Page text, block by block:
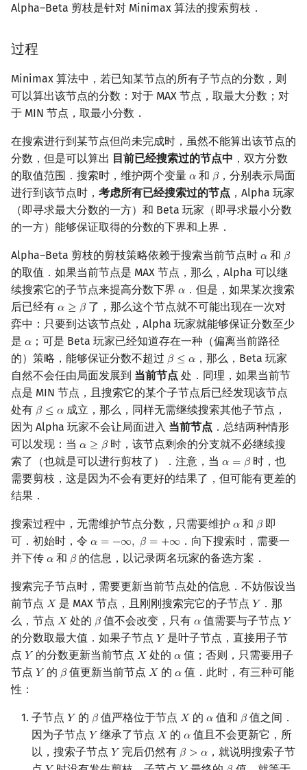
Alpha–Beta 剪枝是针对 Minimax 算法的搜索剪枝．
过程
Minimax 算法中，若已知某节点的所有子节点的分数，则
可以算出该节点的分数：对于 MAX 节点，取最大分数；对
于 MIN 节点，取最小分数．
在搜索进行到某节点但尚未完成时，虽然不能算出该节点的
分数，但是可以算出 目前已经搜索过的节点中 ，双方分数
的取值范围．搜索时，维护两个变量 𝛼
α 和 𝛽
β ，分别表示局面
进行到该节点时， 考虑所有已经搜索过的节点 ，Alpha 玩家
（即寻求最大分数的一方）和 Beta 玩家（即寻求最小分数
的一方）能够保证取得的分数的下界和上界．
Alpha–Beta 剪枝的剪枝策略依赖于搜索当前节点时 𝛼
α 和 𝛽
β
的取值．如果当前节点是 MAX 节点，那么，Alpha 可以继
续搜索它的子节点来提高分数下界 𝛼
α ．但是，如果某次搜索
后已经有 𝛼 ≥ 𝛽
α≥β
了，那么这个节点就不可能出现在一次对
弈中：只要到达该节点处，Alpha 玩家就能够保证分数至少
是 𝛼
α ；可是 Beta 玩家已经知道存在一种（偏离当前路径
的）策略，能够保证分数不超过 𝛽 ≤ 𝛼
β ≤α
，那么，Beta 玩家
自然不会任由局面发展到 当前节点 处．同理，如果当前节
点是 MIN 节点，且搜索它的某个子节点后已经发现该节点
处有 𝛽 ≤ 𝛼
β ≤α
成立，那么，同样无需继续搜索其他子节点，
因为 Alpha 玩家不会让局面进入 当前节点 ．总结两种情形
可以发现：当 𝛼 ≥ 𝛽
α≥β
时，该节点剩余的分支就不必继续搜
索了（也就是可以进行剪枝了）．注意，当 𝛼 = 𝛽
α=β
时，也
需要剪枝，这是因为不会有更好的结果了，但可能有更差的
结果．
搜索过程中，无需维护节点分数，只需要维护 𝛼
α 和 𝛽
β 即
可．初始时，令 𝛼 = −∞, 𝛽 = +∞
α=−∞, β= +∞
．向下搜索时，需要一
并下传 𝛼
α 和 𝛽
β 的信息，以记录两名玩家的备选方案．
搜索完子节点时，需要更新当前节点处的信息．不妨假设当
前节点 𝑋
X 是 MAX 节点，且刚刚搜索完它的子节点 𝑌
Y．那
么，节点 𝑋
X 处的 𝛽
β值不会改变，只有 𝛼
α 值需要与子节点𝑌
Y
的分数取最大值．如果子节点 𝑌
Y 是叶子节点，直接用子节
点 𝑌
Y 的分数更新当前节点 𝑋
X 处的 𝛼
α 值；否则，只需要用子
节点 𝑌
Y 的 𝛽
β 值更新当前节点 𝑋
X 的 𝛼
α 值．此时，有三种可能
性：
子节点 𝑌
Y 的 𝛽
β 值严格位于节点 𝑋
X 的 𝛼
α 值和 𝛽
β 值之间．
因为子节点 𝑌
Y 继承了节点 𝑋
X 的 𝛼
α 值且不会更新它，所
以，搜索子节点 𝑌
Y 完后仍然有 𝛽 > 𝛼
β >α
，就说明搜索子节